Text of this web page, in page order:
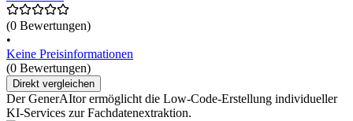
(0 Bewertungen)
•
Keine Preisinformationen
(0 Bewertungen)
Direkt vergleichen
Der GenerAItor ermöglicht die Low-Code-Erstellung individueller
KI-Services zur Fachdatenextraktion.